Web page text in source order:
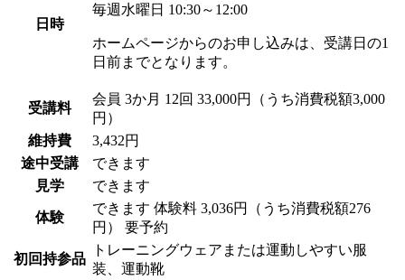
日時
毎週水曜日 10:30～12:00
ホームページからのお申し込みは、受講日の1
日前までとなります。
受講料
会員 3か月 12回 33,000円（うち消費税額3,000
円）
維持費
3,432円
途中受講
できます
見学
できます
体験
できます 体験料 3,036円（うち消費税額276
円） 要予約
初回持参品
トレーニングウェアまたは運動しやすい服
装、運動靴